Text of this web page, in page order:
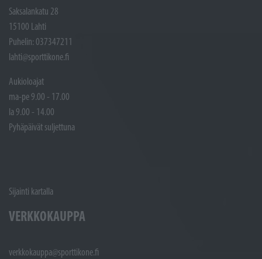
Saksalankatu 28
15100 Lahti
Puhelin: 037347211
lahti@sporttikone.fi
Aukioloajat
ma-pe 9.00 - 17.00
la 9.00 - 14.00
Pyhäpäivät suljettuna
Sijainti kartalla
VERKKOKAUPPA
verkkokauppa@sporttikone.fi